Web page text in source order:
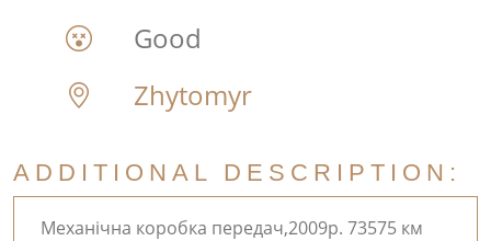
Good
Zhytomyr
ADDITIONAL DESCRIPTION:
Механічна коробка передач,2009р. 73575 км